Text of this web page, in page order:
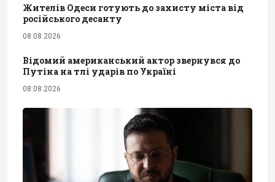
Жителів Одеси готують до захисту міста від
російського десанту
08.08.2026
Відомий американський актор звернувся до
Путіна на тлі ударів по Україні
08.08.2026